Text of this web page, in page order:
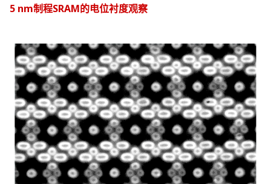
5 nm制程SRAM的电位衬度观察